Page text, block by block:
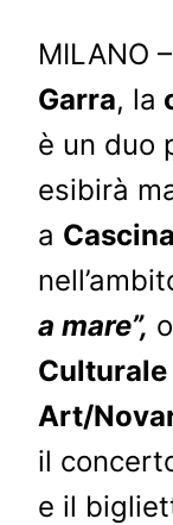
MILANO
Garra, la
è un duo
esibirà
a
a mare”,
Art/
il
e il